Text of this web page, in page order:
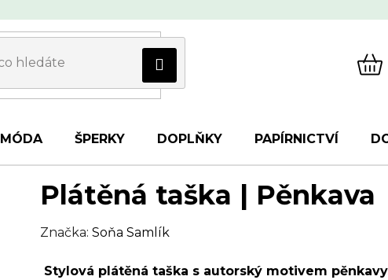
MÓDA ŠPERKY DOPLŇKY PAPÍRNICTVÍ
Plátěná taška | Pěnkava
Značka: Soňa Samlík
Stylová plátěná taška s autorský motivem